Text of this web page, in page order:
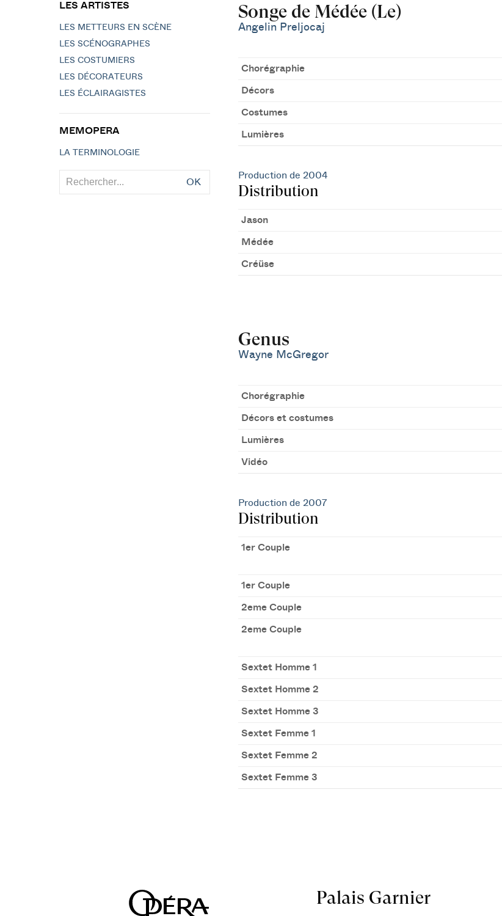
Songe de Médée (Le)
Angelin Preljocaj
Chorégraphie
Décors
Costumes
Lumières
Production de 2004
Distribution
Jason
Médée
Créüse
Genus
Wayne McGregor
Chorégraphie
Décors et costumes
Lumières
Vidéo
Production de 2007
Distribution
1er Couple
1er Couple
2eme Couple
2eme Couple
Sextet Homme 1
Sextet Homme 2
Sextet Homme 3
Sextet Femme 1
Sextet Femme 2
Sextet Femme 3
LES ARTISTES
LES METTEURS EN SCÈNE
LES SCÉNOGRAPHES
LES COSTUMIERS
LES DÉCORATEURS
LES ÉCLAIRAGISTES
MEMOPERA
LA TERMINOLOGIE
OK
Palais Garnier